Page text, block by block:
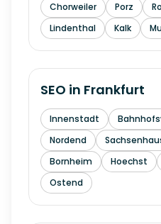
Chorweiler
Porz
Lindenthal
Kalk
SEO in Frankfurt
Innenstadt
Nordend
Bornheim
Hoechst
Ostend